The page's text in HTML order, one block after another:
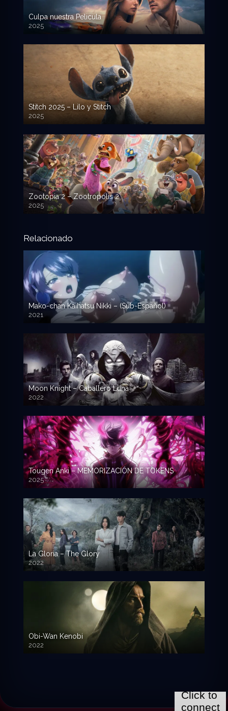
Culpa nuestra Pelicula
2025
720p HD
Stitch 2025 – Lilo y Stitch
2025
720p HD
Zootopia 2 – Zootropolis 2
2025
720p HD
Relacionado
Mako-chan Kaihatsu Nikki – (Sub-Español)
2021
Moon Knight – Caballero Luna
2022
Tougen Anki – MEMORIZACIÓN DE TOKENS
2025
La Gloria – The Glory
2022
Obi-Wan Kenobi
2022